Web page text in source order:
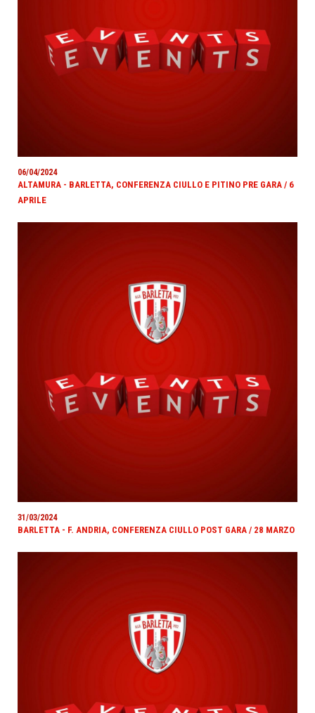
06/04/2024
ALTAMURA - BARLETTA, CONFERENZA CIULLO E PITINO PRE GARA / 6
APRILE
31/03/2024
BARLETTA - F. ANDRIA, CONFERENZA CIULLO POST GARA / 28 MARZO